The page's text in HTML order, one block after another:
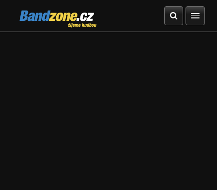
Bandzone.cz
žijeme hudbou